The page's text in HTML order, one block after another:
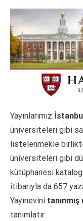
Yayınlarımız
üniversiteleri gibi
listelenmekle
üniversiteleri gibi
kütüphanesi
itibarıyla da 657
Yayınevini
tanımlatır.